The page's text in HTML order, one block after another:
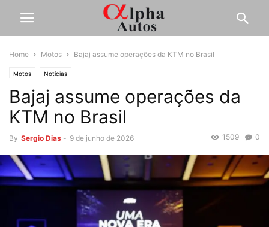
Home Motos Bajaj assume operações da KTM no Brasil
Motos Notícias
Bajaj assume operações da
KTM no Brasil
By Sergio Dias - 9 de junho de 2026 0
1509